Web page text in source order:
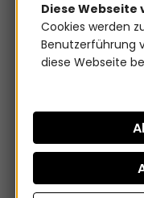
springen.
Diese Webseite
Cookies werden
Benutzerführung
diese Webseite